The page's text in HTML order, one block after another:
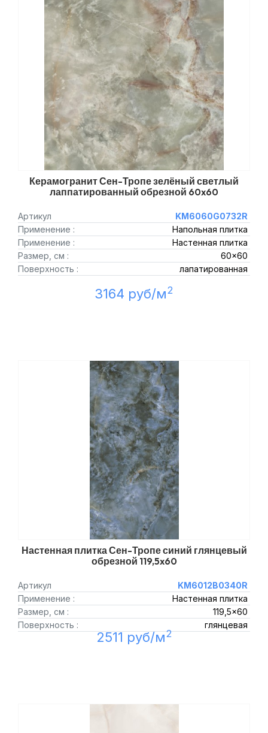
Керамогранит Сен-Тропе зелёный светлый
лаппатированный обрезной 60x60
Артикул
KM6060G0732R
Применение :
Напольная плитка
Применение :
Настенная плитка
Размер, см :
60x60
Поверхность :
лапатированная
3164 руб/м2
Настенная плитка Сен-Тропе синий глянцевый
обрезной 119,5x60
Артикул
KM6012B0340R
Применение :
Настенная плитка
Размер, см :
119,5x60
Поверхность :
глянцевая
2511 руб/м2